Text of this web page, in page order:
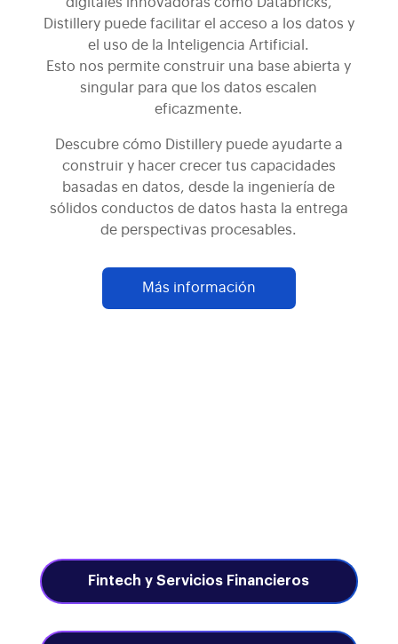
Distillery puede facilitar el acceso a los datos y
el uso de la Inteligencia Artificial.
Esto nos permite construir una base abierta y
singular para que los datos escalen
eficazmente.
Descubre cómo Distillery puede ayudarte a
construir y hacer crecer tus capacidades
basadas en datos, desde la ingeniería de
sólidos conductos de datos hasta la entrega
de perspectivas procesables.
Más información
Fintech y Servicios Financieros